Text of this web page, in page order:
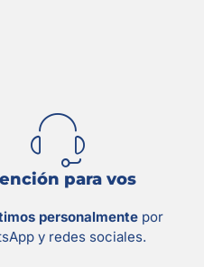
para vos
personalmentepor
y redes sociales.